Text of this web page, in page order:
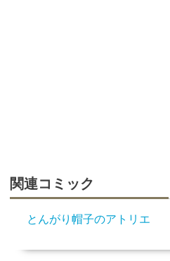
関連コミック
とんがり帽子のアトリエ